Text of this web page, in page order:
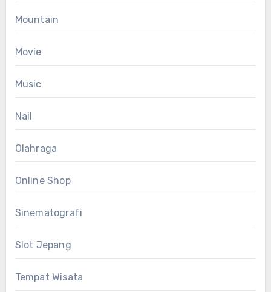
Mountain
Movie
Music
Nail
Olahraga
Online Shop
Sinematografi
Slot Jepang
Tempat Wisata